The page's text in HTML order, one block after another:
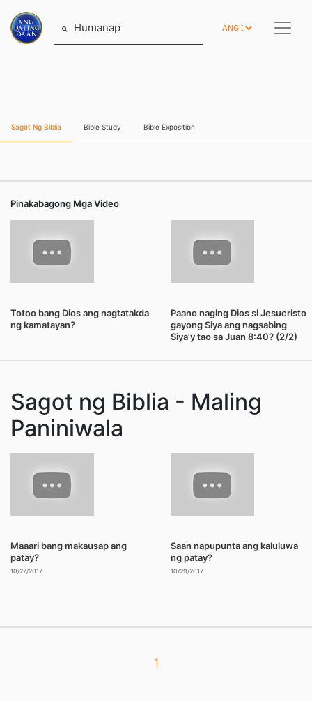
Humanap
Sagot Ng Biblia Bible Study Bible Exposition
Pinakabagong Mga Video
Totoo bang Dios ang nagtatakda
ng kamatayan?
Paano naging Dios si Jesucristo
gayong Siya ang nagsabing
Siya'y tao sa Juan 8:40? (2/2)
Sagot ng Biblia - Maling
Paniniwala
Maaari bang makausap ang
patay?
10/27/2017
Saan napupunta ang kaluluwa
ng patay?
10/29/2017
1